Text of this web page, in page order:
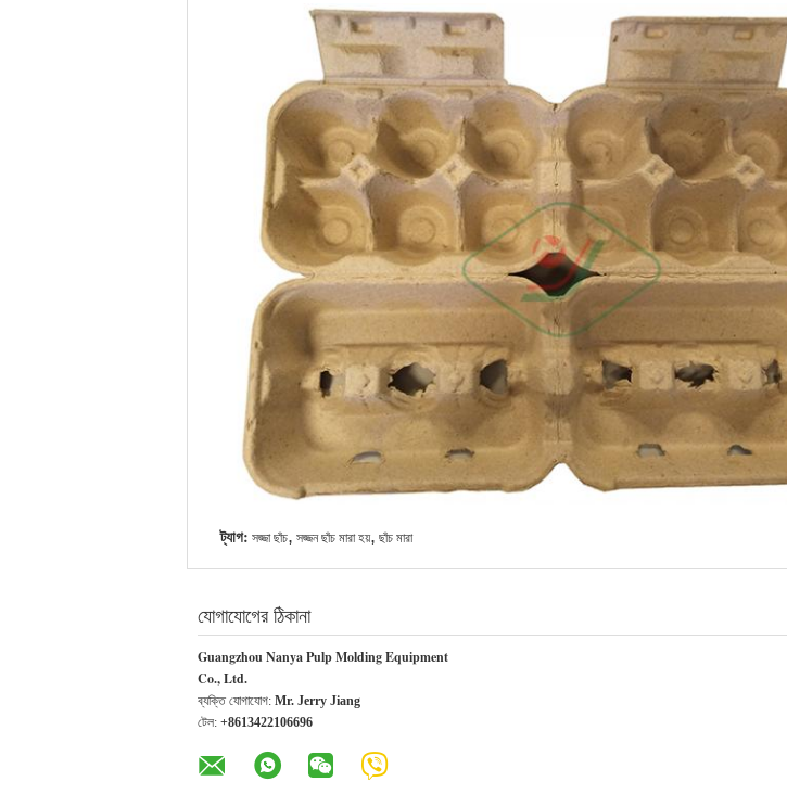
ট্যাগ: সজ্জা ছাঁচ, সজ্জন ছাঁচ মারা হয়, ছাঁচ মারা
যোগাযোগের ঠিকানা
Guangzhou Nanya Pulp Molding Equipment
Co., Ltd.
ব্যক্তি যোগাযোগ: Mr. Jerry Jiang
টেল: +8613422106696